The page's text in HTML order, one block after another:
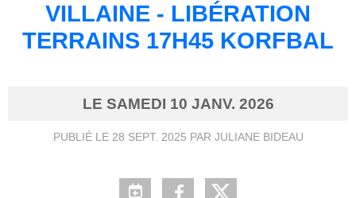
VILLAINE - LIBÉRATION
TERRAINS 17H45 KORFBAL
LE SAMEDI 10 JANV. 2026
PUBLIÉ LE 28 SEPT. 2025 PAR JULIANE BIDEAU